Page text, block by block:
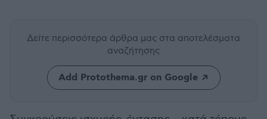
Δείτε περισσότερα άρθρα μας στα αποτελέσματα
αναζήτησης
Add Protothema.gr on Google